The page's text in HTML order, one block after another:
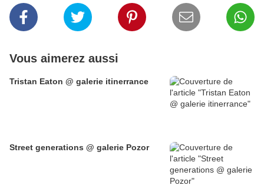
Vous aimerez aussi
Tristan Eaton @ galerie itinerrance
Street generations @ galerie Pozor